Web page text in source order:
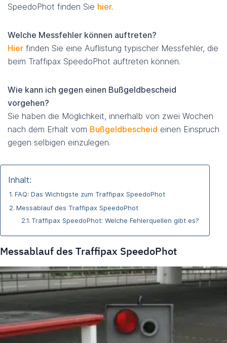
SpeedoPhot finden Sie hier.
Welche Messfehler können auftreten?
Hier finden Sie eine Auflistung typischer Messfehler, die
beim Traffipax SpeedoPhot auftreten können.
Wie kann ich gegen einen Bußgeldbescheid
vorgehen?
Sie haben die Möglichkeit, innerhalb von zwei Wochen
nach dem Erhalt vom Bußgeldbescheid einen Einspruch
gegen selbigen einzulegen.
Inhalt:
FAQ: Das Wichtigste zum Traffipax SpeedoPhot
Messablauf des Traffipax SpeedoPhot
Traffipax SpeedoPhot: Welche Fehlerquellen gibt es?
Messablauf des Traffipax SpeedoPhot